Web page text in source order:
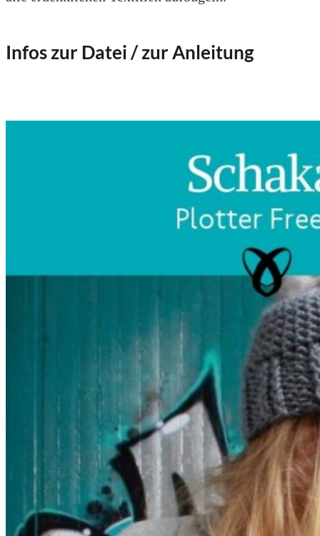
Infos zur Datei / zur Anleitung